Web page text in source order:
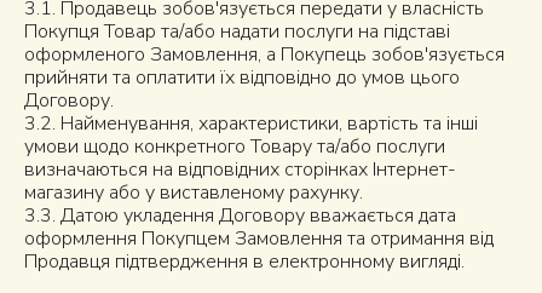
3.1. Продавець зобов'язується передати у власність
Покупця Товар та/або надати послуги на підставі
оформленого Замовлення, а Покупець зобов'язується
прийняти та оплатити їх відповідно до умов цього
Договору.
3.2. Найменування, характеристики, вартість та інші
умови щодо конкретного Товару та/або послуги
визначаються на відповідних сторінках Інтернет-
магазину або у виставленому рахунку.
3.3. Датою укладення Договору вважається дата
оформлення Покупцем Замовлення та отримання від
Продавця підтвердження в електронному вигляді.